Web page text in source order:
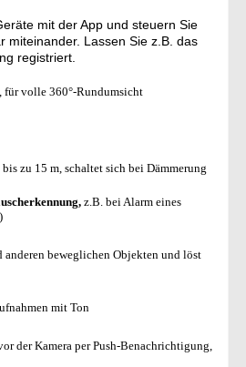
mit der App und steuern Sie
miteinander. Lassen Sie z.B. das
registriert.
für volle 360°-Rundumsicht
zu 15 m, schaltet sich bei Dämmerung
z.B. bei Alarm eines
anderen beweglichen Objekten und löst
mit Ton
der Kamera per Push-Benachrichtigung,